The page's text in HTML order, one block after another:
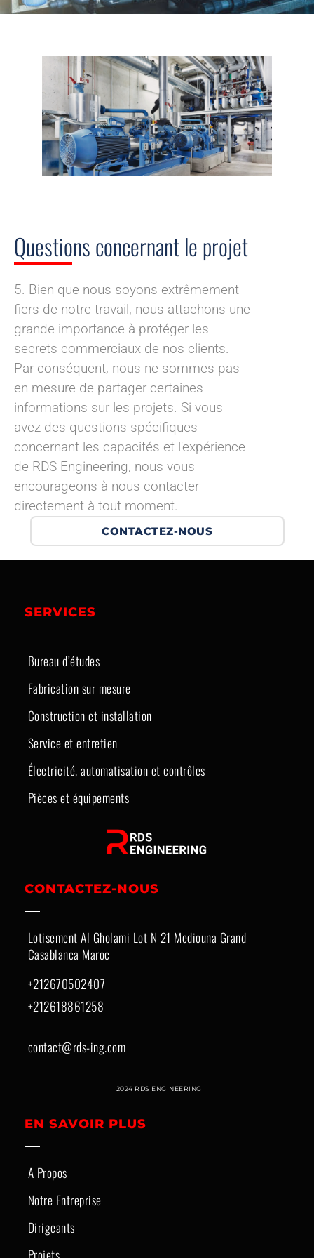
Questions concernant le projet
5. Bien que nous soyons extrêmement
fiers de notre travail, nous attachons une
grande importance à protéger les
secrets commerciaux de nos clients.
Par conséquent, nous ne sommes pas
en mesure de partager certaines
informations sur les projets. Si vous
avez des questions spécifiques
concernant les capacités et l'expérience
de RDS Engineering, nous vous
encourageons à nous contacter
directement à tout moment.
CONTACTEZ-NOUS
SERVICES
Bureau d’études
Fabrication sur mesure
Construction et installation
Service et entretien
Électricité, automatisation et contrôles
Pièces et équipements
CONTACTEZ-NOUS
Lotisement Al Gholami Lot N 21 Mediouna Grand
Casablanca Maroc
+212670502407
+212618861258
contact@rds-ing.com
2024 RDS ENGINEERING
EN SAVOIR PLUS
A Propos
Notre Entreprise
Dirigeants
Projets